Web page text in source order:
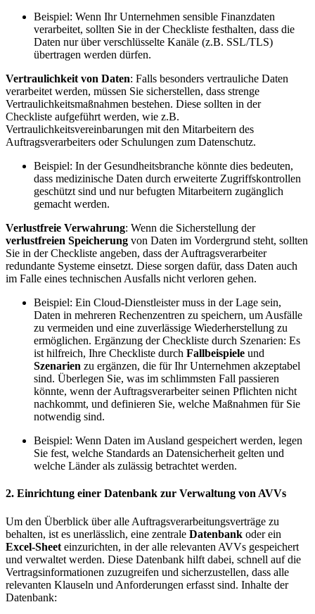
Beispiel: Wenn Ihr Unternehmen sensible Finanzdaten
verarbeitet, sollten Sie in der Checkliste festhalten, dass die
Daten nur über verschlüsselte Kanäle (z.B. SSL/TLS)
übertragen werden dürfen.
Vertraulichkeit von Daten: Falls besonders vertrauliche Daten
verarbeitet werden, müssen Sie sicherstellen, dass strenge
Vertraulichkeitsmaßnahmen bestehen. Diese sollten in der
Checkliste aufgeführt werden, wie z.B.
Vertraulichkeitsvereinbarungen mit den Mitarbeitern des
Auftragsverarbeiters oder Schulungen zum Datenschutz.
Beispiel: In der Gesundheitsbranche könnte dies bedeuten,
dass medizinische Daten durch erweiterte Zugriffskontrollen
geschützt sind und nur befugten Mitarbeitern zugänglich
gemacht werden.
Verlustfreie Verwahrung: Wenn die Sicherstellung der
verlustfreien Speicherung von Daten im Vordergrund steht, sollten
Sie in der Checkliste angeben, dass der Auftragsverarbeiter
redundante Systeme einsetzt. Diese sorgen dafür, dass Daten auch
im Falle eines technischen Ausfalls nicht verloren gehen.
Beispiel: Ein Cloud-Dienstleister muss in der Lage sein,
Daten in mehreren Rechenzentren zu speichern, um Ausfälle
zu vermeiden und eine zuverlässige Wiederherstellung zu
ermöglichen. Ergänzung der Checkliste durch Szenarien: Es
ist hilfreich, Ihre Checkliste durch Fallbeispiele und
Szenarien zu ergänzen, die für Ihr Unternehmen akzeptabel
sind. Überlegen Sie, was im schlimmsten Fall passieren
könnte, wenn der Auftragsverarbeiter seinen Pflichten nicht
nachkommt, und definieren Sie, welche Maßnahmen für Sie
notwendig sind.
Beispiel: Wenn Daten im Ausland gespeichert werden, legen
Sie fest, welche Standards an Datensicherheit gelten und
welche Länder als zulässig betrachtet werden.
2. Einrichtung einer Datenbank zur Verwaltung von AVVs
Um den Überblick über alle Auftragsverarbeitungsverträge zu
behalten, ist es unerlässlich, eine zentrale Datenbank oder ein
Excel-Sheet einzurichten, in der alle relevanten AVVs gespeichert
und verwaltet werden. Diese Datenbank hilft dabei, schnell auf die
Vertragsinformationen zuzugreifen und sicherzustellen, dass alle
relevanten Klauseln und Anforderungen erfasst sind. Inhalte der
Datenbank: